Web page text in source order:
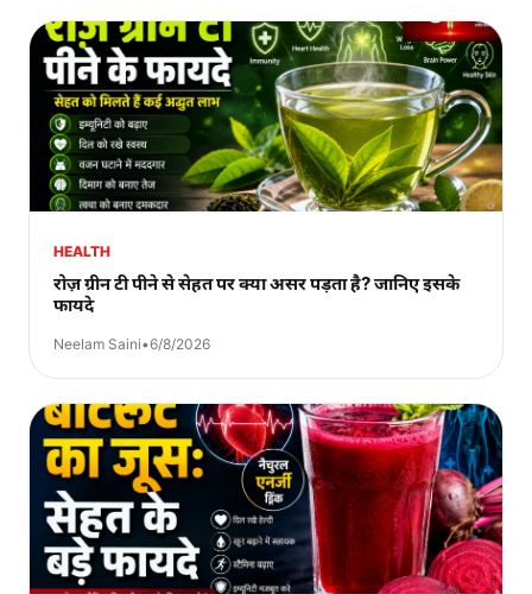
HEALTH
रोज़ ग्रीन टी पीने से सेहत पर क्या असर पड़ता है? जानिए इसके
फायदे
Neelam Saini•6/8/2026